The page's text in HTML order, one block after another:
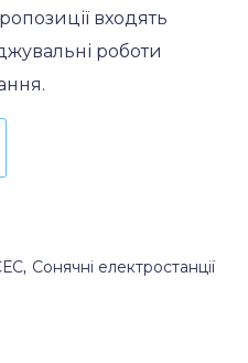
входять
роботи
, Сонячні електростанції